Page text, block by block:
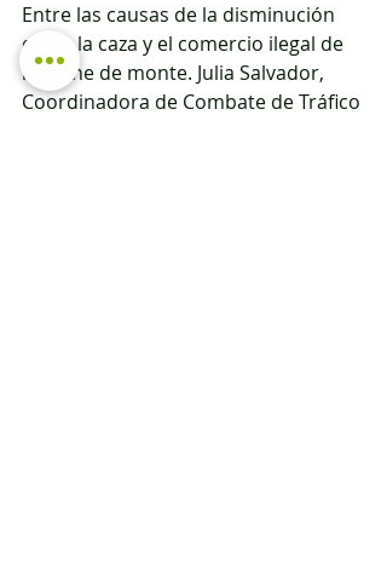
Entre las causas de la disminución
están la caza y el comercio ilegal de
la carne de monte. Julia Salvador,
Coordinadora de Combate de Tráfico